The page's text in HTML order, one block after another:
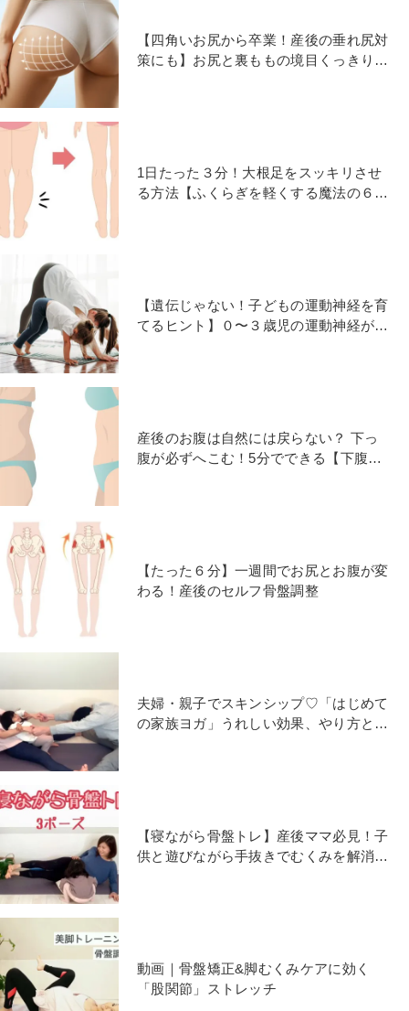
【四角いお尻から卒業！産後の垂れ尻対
策にも】お尻と裏ももの境目くっきり
1日たった３分！大根足をスッキリさせ
る方法【ふくらぎを軽くする魔法の６
【遺伝じゃない！子どもの運動神経を育
てるヒント】０〜３歳児の運動神経が良
産後のお腹は自然には戻らない？ 下っ
腹が必ずへこむ！5分でできる【下腹引
【たった６分】一週間でお尻とお腹が変
わる！産後のセルフ骨盤調整
夫婦・親子でスキンシップ♡「はじめて
の家族ヨガ」うれしい効果、やり方と注
【寝ながら骨盤トレ】産後ママ必見！子
供と遊びながら手抜きでむくみを解消で
動画｜骨盤矯正&脚むくみケアに効く
「股関節」ストレッチ